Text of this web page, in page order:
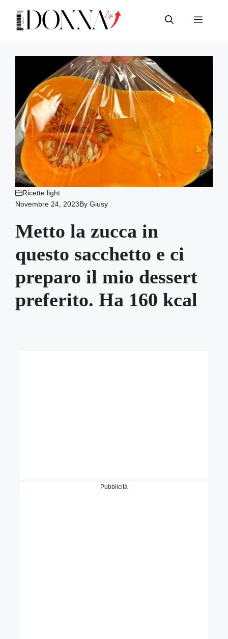
contenuto
Menu
Ricette light
Novembre 24, 2023ByGiusy
Metto la zucca in
questo sacchetto e ci
preparo il mio dessert
preferito. Ha 160 kcal
Pubblicità